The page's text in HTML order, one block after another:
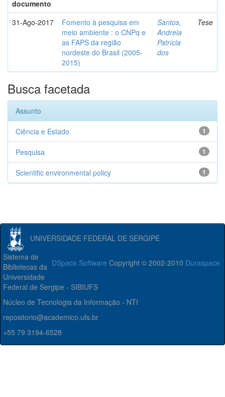
documento
31-Ago-2017
Fomento à pesquisa em
meio ambiente : o CNPq e
as FAPS da região
nordeste do Brasil (2005-
2015)
Santos,
Andreia
Patrícia
dos
Tese
Busca facetada
Assunto
1
Ciência e Estado
1
Pesquisa
1
Scientific environmental policy
UNIVERSIDADE FEDERAL DE SERGIPE
DSpace Software Copyright © 2002-2010 Duraspace
Sistema de
Bibliotecas da
Universidade
Federal de Sergipe - SIBIUFS
Núcleo de Tecnologia da Informação - NTI
repositorio@academico.ufs.br
+55 79 3194-6528